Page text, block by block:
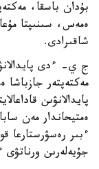
بۇدان باسقا،
ەمەس، سىنىپتا
شاقىرادى.
ج ي- ءدى
مەكتەپتەر جازباشا
پايدالانۋىن
ەمتيحاندار مەن
ءبىر رەسۋرستارعا
جۇيەلەرىن